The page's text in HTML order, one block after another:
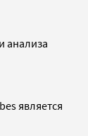
анализа
является